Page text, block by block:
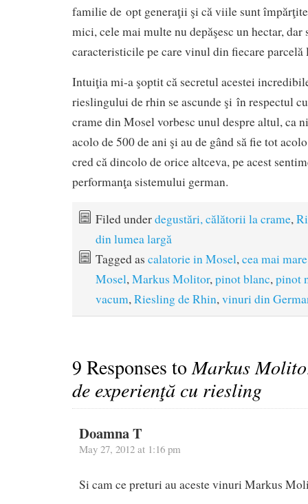
familie de opt generaţii şi că viile sunt
mici, cele mai multe nu depăşesc un hectar, dar
caracteristicile pe care vinul din fiecare parcelă
Intuiţia mi-a şoptit că secretul acestei
rieslingului de rhin se ascunde şi în respectul
crame din Mosel vorbesc unul despre altul, ca
acolo de 500 de ani şi au de gând să fie tot
cred că dincolo de orice altceva, pe acest
performanţa sistemului german.
Filed underdegustări, călătorii la crame,
din lumea largă
Tagged as calatorie in Mosel, cea mai
Mosel, Markus Molitor, pinot blanc, pinot
vacum, Riesling de Rhin, vinuri din
9 Responses toMarkus
de experienţă cu riesling
Doamna T
May 27, 2012 at 1:16 pm
Si cam ce preturi au aceste vinuri Markus